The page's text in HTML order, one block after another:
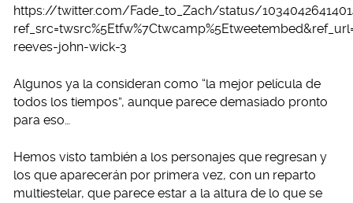
https://twitter.com/Fade_to_Zach/status/
reeves-john-wick-3
Algunos ya la consideran como “la mejor película de
todos los tiempos”, aunque parece demasiado pronto
para eso…
Hemos visto también a los personajes que regresan y
los que aparecerán por primera vez, con un reparto
multiestelar, que parece estar a la altura de lo que se